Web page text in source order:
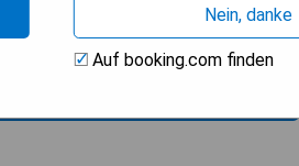
Nein, danke
Auf booking.com finden